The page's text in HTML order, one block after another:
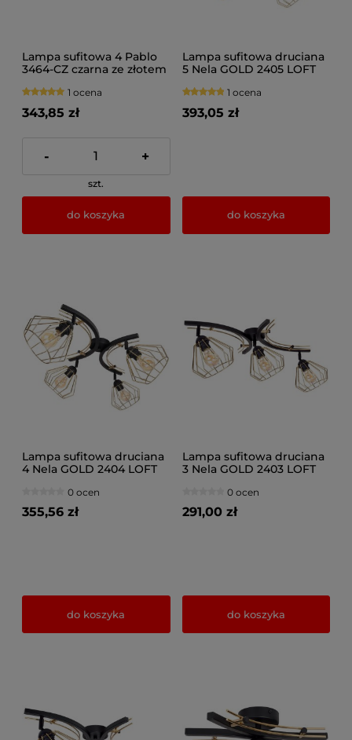
Lampa sufitowa 4 Pablo
3464-CZ czarna ze złotem
1 ocena
343,85 zł
- +
szt.
do koszyka
Lampa sufitowa druciana
5 Nela GOLD 2405 LOFT
1 ocena
393,05 zł
do koszyka
Lampa sufitowa druciana
4 Nela GOLD 2404 LOFT
0 ocen
355,56 zł
do koszyka
Lampa sufitowa druciana
3 Nela GOLD 2403 LOFT
0 ocen
291,00 zł
do koszyka